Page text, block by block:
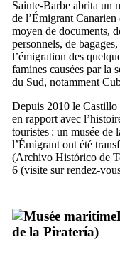
Sainte-Barbe abrita un
de l’Émigrant Canarien
moyen de documents,
personnels, de
l’émigration des
famines causées par la
du Sud, notamment
Depuis 2010 le Castillo
en rapport avec
touristes : un musée de
l’Émigrant ont été
(Archivo Histórico de
6 (visite sur rendez-
de la Piratería)